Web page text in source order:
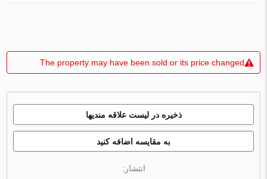
The property may have been sold or its price changed
ذخیره در لیست علاقه مندیها
به مقایسه اضافه کنید
انتشار: